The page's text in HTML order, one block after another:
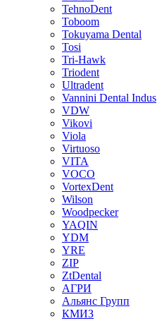
TehnoDent
Toboom
Tokuyama Dental
Tosi
Tri-Hawk
Triodent
Ultradent
Vannini Dental Indus
VDW
Vikovi
Viola
Virtuoso
VITA
VOCO
VortexDent
Wilson
Woodpecker
YAQIN
YDM
YRE
ZIP
ZtDental
АГРИ
Альянс Групп
КМИЗ